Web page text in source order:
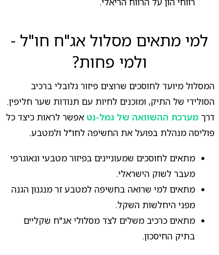
למי מתאים מסלול אג"ח חו"ל -
ולמי פחות?
המסלול מיועד לחוסכים שרוצים פיזור גלובלי ברכיב
הסולידי של התיק, ומוכנים לחיות עם תנודות שער חליפין.
דרך מערכת ההשוואה של גמל-נט אפשר לראות כיצד כל
פוליסה מנהלת בפועל את החשיפה לחו"ל ולמטבע.
מתאים לחוסכים שמעוניינים בפיזור מטבעי וגאוגרפי
מעבר לשוק הישראלי.
מתאים למי שרואה בחשיפה למטבע זר מנגנון הגנה
מפני היחלשות השקל.
מתאים כרכיב משלים לצד מסלולי אג"ח שקליים
בתיק החיסכון.